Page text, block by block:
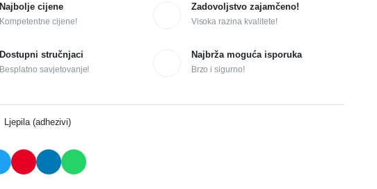
Najbolje cijene
Kompetentne cijene!
Zadovoljstvo zajamčeno!
Visoka razina kvalitete!
Dostupni stručnjaci
Besplatno savjetovanje!
Najbrža moguća isporuka
Brzo i sigurno!
Ljepila (adhezivi)